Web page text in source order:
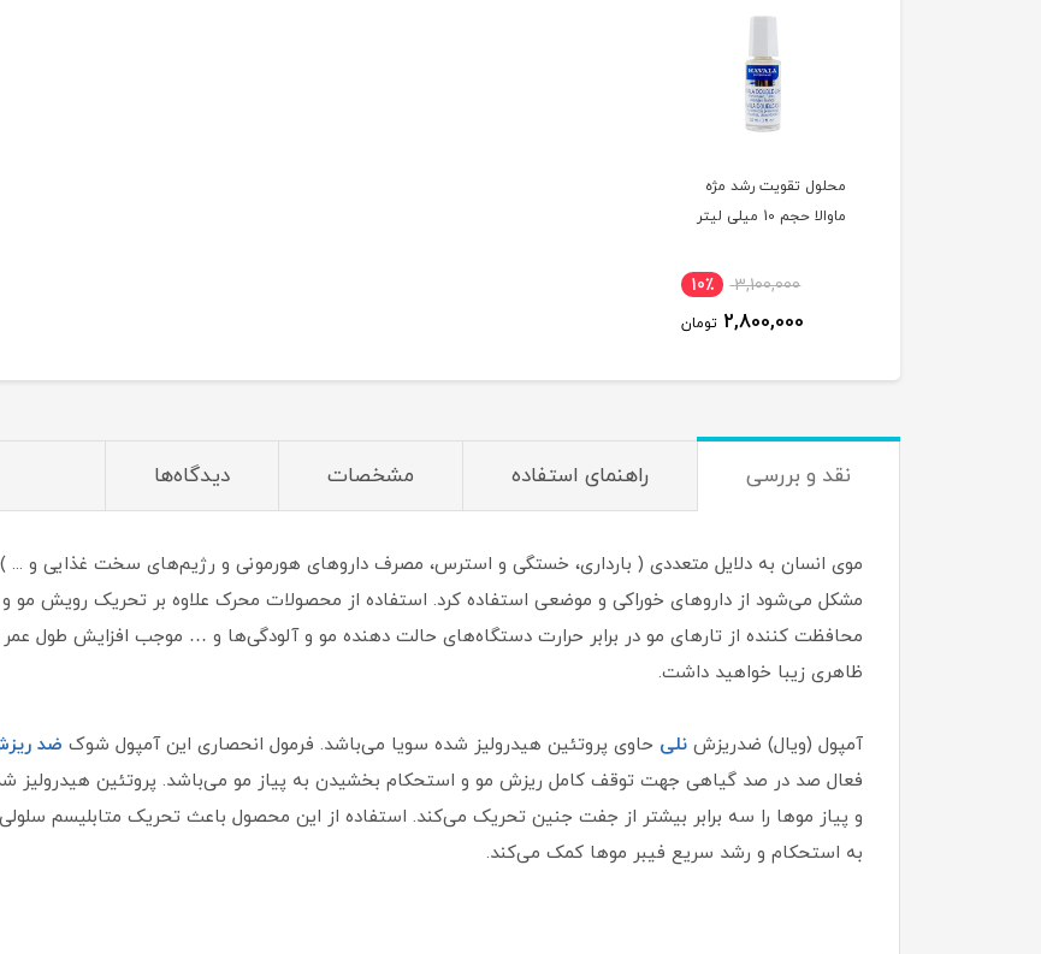
محلول تقویت رشد مژه
ماوالا حجم 10 میلی لیتر
3,100,000 10٪
2,800,000 تومان
نقد و بررسی راهنمای استفاده مشخصات دیدگاه‌ها
موی انسان به دلایل متعددی ( بارداری، خستگی و استرس، مصرف داروهای هورمونی و رژیم‌های سخت غذایی و
مشکل می‌شود از داروهای خوراکی و موضعی استفاده کرد. استفاده از محصولات محرک علاوه بر تحریک رویش مو و
محافظت کننده از تارهای مو در برابر حرارت دستگاه‌های حالت دهنده مو و آلودگی‌ها و … موجب افزایش طول
ظاهری زیبا خواهید داشت.
آمپول (ویال) ضدریزش نلی حاوی پروتئین هیدرولیز شده سویا می‌باشد. فرمول انحصاری این آمپول شوک ضد
فعال صد در صد گیاهی جهت توقف کامل ریزش مو و استحکام بخشیدن به پیاز مو می‌باشد. پروتئین هیدرولیز
و پیاز موها را سه برابر بیشتر از جفت جنین تحریک می‌کند. استفاده از این محصول باعث تحریک متابلیسم
به استحکام و رشد سریع فیبر موها کمک می‌کند.